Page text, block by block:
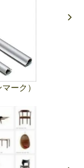
ーク）